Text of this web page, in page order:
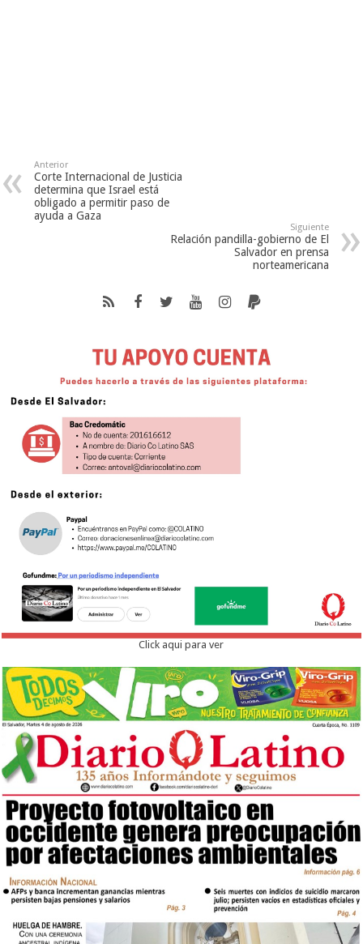
Anterior
Corte Internacional de Justicia
determina que Israel está
obligado a permitir paso de
ayuda a Gaza
Siguiente
Relación pandilla-gobierno de El
Salvador en prensa
norteamericana
Click aqui para ver